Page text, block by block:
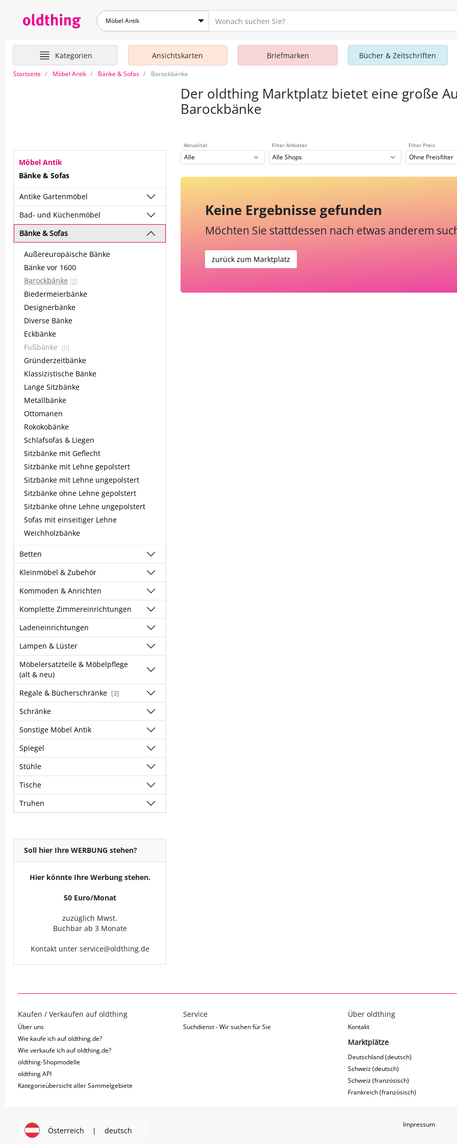
Möbel Antik
Kategorien Ansichtskarten Briefmarken Bücher & Zeitschriften
Startseite Möbel Antik Bänke & Sofas Barockbänke
Der oldthing Marktplatz bietet eine große
Barockbänke
Möbel Antik
Bänke & Sofas
Antike Gartenmöbel
Bad- und Küchenmöbel
Bänke & Sofas
Außereuropäische Bänke
Bänke vor 1600
Barockbänke [0]
Biedermeierbänke
Designerbänke
Diverse Bänke
Eckbänke
Fußbänke
[0]
Gründerzeitbänke
Klassizistische Bänke
Lange Sitzbänke
Metallbänke
Ottomanen
Rokokobänke
Schlafsofas & Liegen
Sitzbänke mit Geflecht
Sitzbänke mit Lehne gepolstert
Sitzbänke mit Lehne ungepolstert
Sitzbänke ohne Lehne gepolstert
Sitzbänke ohne Lehne ungepolstert
Sofas mit einseitiger Lehne
Weichholzbänke
Betten
Kleinmöbel & Zubehör
Kommoden & Anrichten
Komplette Zimmereinrichtungen
Ladeneinrichtungen
Lampen & Lüster
Möbelersatzteile & Möbelpflege
(alt & neu)
Regale & Bücherschränke [3]
Schränke
Sonstige Möbel Antik
Spiegel
Stühle
Tische
Truhen
Soll hier Ihre WERBUNG stehen?
Hier könnte Ihre Werbung stehen.
50 Euro/Monat
zuzüglich Mwst.
Buchbar ab 3 Monate
Kontakt unter service@oldthing.de
Aktualität
Alle
Filter Anbieter
Alle Shops
Filter Preis
Ohne Preisfilter
Keine Ergebnisse gefunden
Möchten Sie stattdessen nach etwas anderem
zurück zum Marktplatz
Kaufen / Verkaufen auf oldthing
Über uns
Wie kaufe ich auf oldthing.de?
Wie verkaufe ich auf oldthing.de?
oldthing-Shopmodelle
oldthing API
Kategorieübersicht aller Sammelgebiete
Service
Suchdienst - Wir suchen für Sie
Über oldthing
Kontakt
Marktplätze
Deutschland (deutsch)
Schweiz (deutsch)
Schweiz (französisch)
Frankreich (französisch)
Österreich | deutsch
Impressum